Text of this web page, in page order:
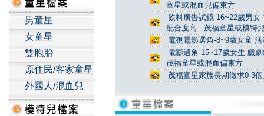
男童星
女童星
雙胞胎
原住民/客家童星
外國人/混血兒
童星或混血兒偏東方
飲料廣告試鏡-16~22歲男
配合度高...茂福童星或模特
電視電影選角-8~9歲女童
電影選角-15~17歲女生 戲
茂福童星或混血偏東方
茂福童星家族長期徵求0-3